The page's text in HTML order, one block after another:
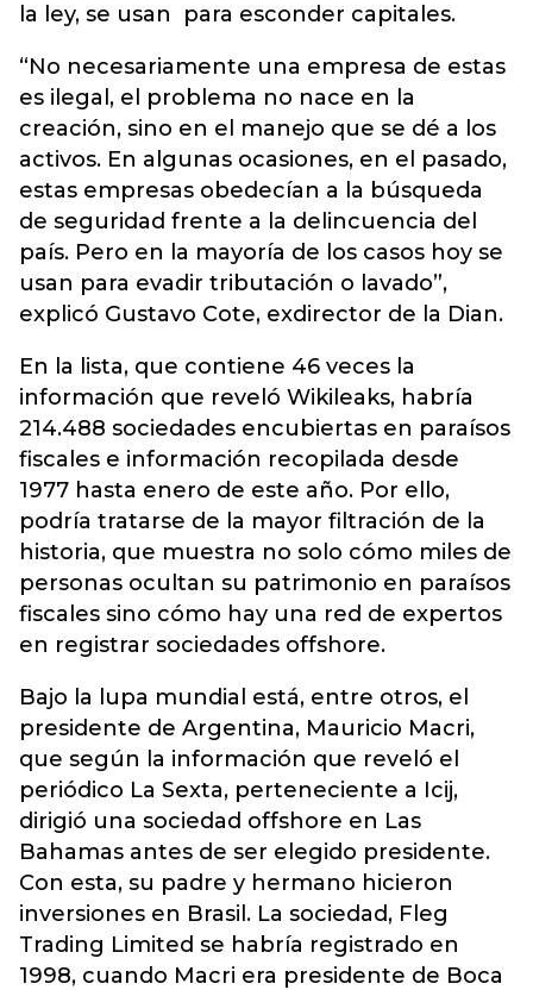
la ley, se usan para esconder capitales.
“No necesariamente una empresa de estas
es ilegal, el problema no nace en la
creación, sino en el manejo que se dé a los
activos. En algunas ocasiones, en el pasado,
estas empresas obedecían a la búsqueda
de seguridad frente a la delincuencia del
país. Pero en la mayoría de los casos hoy se
usan para evadir tributación o lavado”,
explicó Gustavo Cote, exdirector de la Dian.
En la lista, que contiene 46 veces la
información que reveló Wikileaks, habría
214.488 sociedades encubiertas en paraísos
fiscales e información recopilada desde
1977 hasta enero de este año. Por ello,
podría tratarse de la mayor filtración de la
historia, que muestra no solo cómo miles de
personas ocultan su patrimonio en paraísos
fiscales sino cómo hay una red de expertos
en registrar sociedades offshore.
Bajo la lupa mundial está, entre otros, el
presidente de Argentina, Mauricio Macri,
que según la información que reveló el
periódico La Sexta, perteneciente a Icij,
dirigió una sociedad offshore en Las
Bahamas antes de ser elegido presidente.
Con esta, su padre y hermano hicieron
inversiones en Brasil. La sociedad, Fleg
Trading Limited se habría registrado en
1998, cuando Macri era presidente de Boca